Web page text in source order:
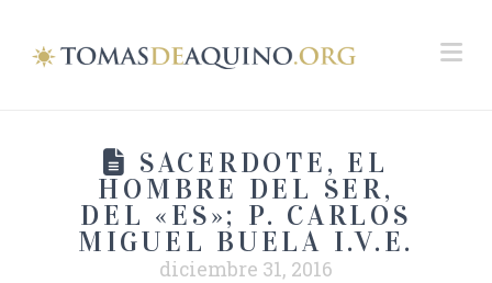
SACERDOTE, EL
HOMBRE DEL SER,
DEL «ES»; P. CARLOS
MIGUEL BUELA I.V.E.
diciembre 31, 2016